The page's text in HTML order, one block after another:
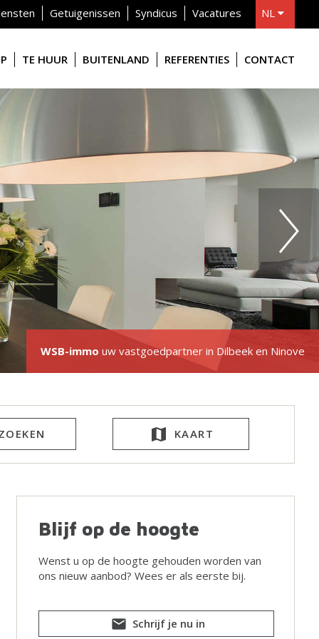
Getuigenissen Syndicus Vacatures
NL
TE HUUR BUITENLAND REFERENTIES CONTACT
WSB-immo uw vastgoedpartner in Dilbeek en Ninove
KAART
Blijf op de hoogte
Wenst u op de hoogte gehouden worden van
ons nieuw aanbod? Wees er als eerste bij.
Schrijf je nu in